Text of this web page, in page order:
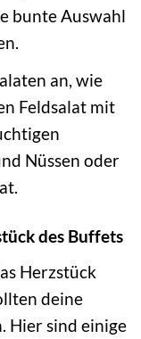
bunte Auswahl
an, wie
Feldsalat mit
Nüssen oder
des Buffets
Herzstück
deine
Hier sind einige